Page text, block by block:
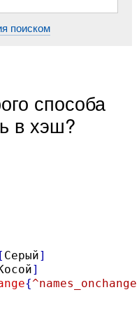
поиском
способа
в хэш?
[ Серый]
]
{^names_onchange